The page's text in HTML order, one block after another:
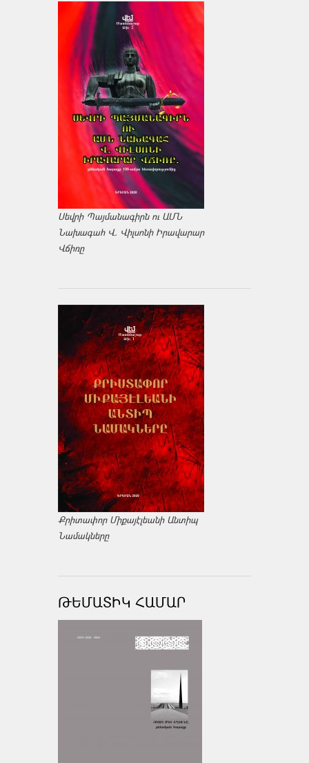
Սեվրի Պայմանագիրն ու ԱՄՆ
Նախագահ Վ. Վիլսոնի Իրավարար
Վճիռը
Քրիտափոր Միքայէլեանի Անտիպ
Նամակները
ԹԵՄԱՏԻԿ ՀԱՄԱՐ